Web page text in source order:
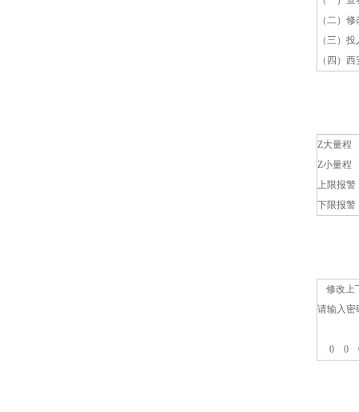
（二）
（三）
（四）
Z大量程
Z小量程
上限报警
下限报警
修改上
请输入密
0 0